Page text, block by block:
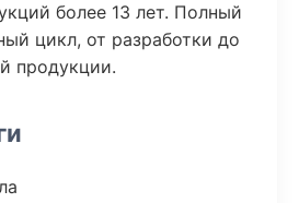
более 13 лет. Полный
цикл, от разработки до
продукции.